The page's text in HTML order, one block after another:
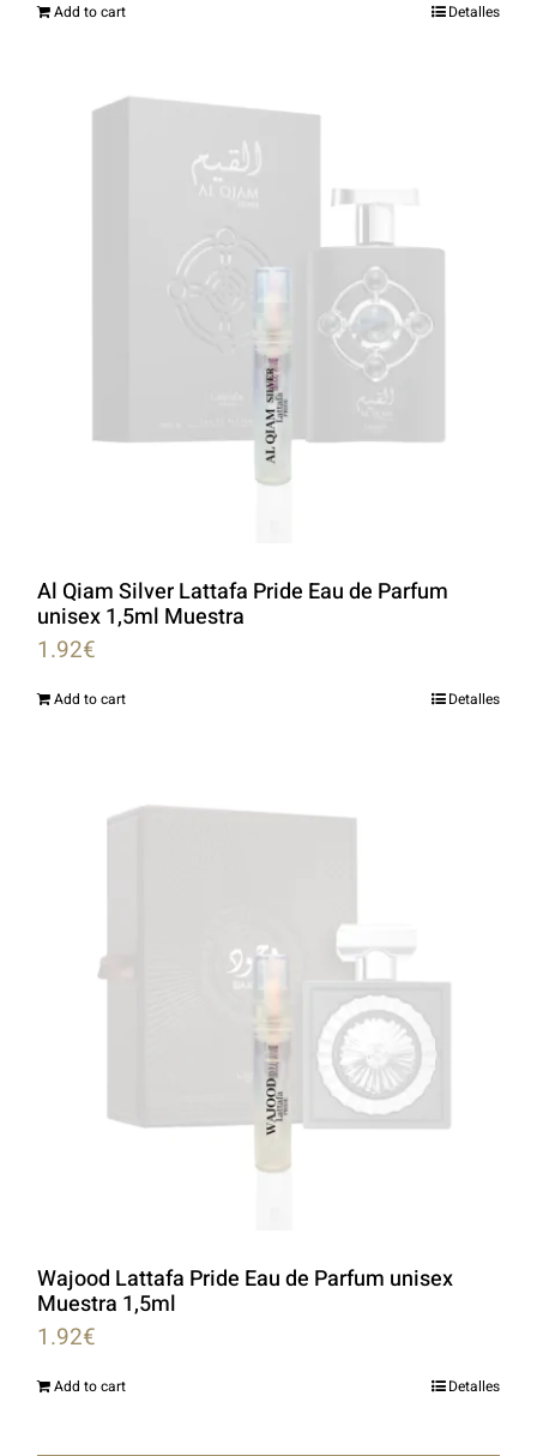
Add to cart Detalles
Al Qiam Silver Lattafa Pride Eau de Parfum
unisex 1,5ml Muestra
1.92€
Add to cart Detalles
Wajood Lattafa Pride Eau de Parfum unisex
Muestra 1,5ml
1.92€
Add to cart Detalles